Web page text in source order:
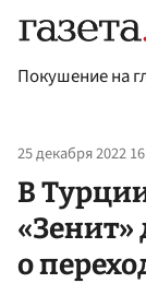
Покушение на
25 декабря 2022
В
«Зенит»
о